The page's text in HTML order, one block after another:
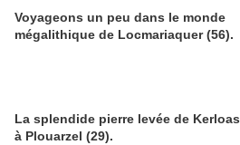
Voyageons un peu dans le monde
mégalithique de Locmariaquer (56).
La splendide pierre levée de Kerloas
à Plouarzel (29).